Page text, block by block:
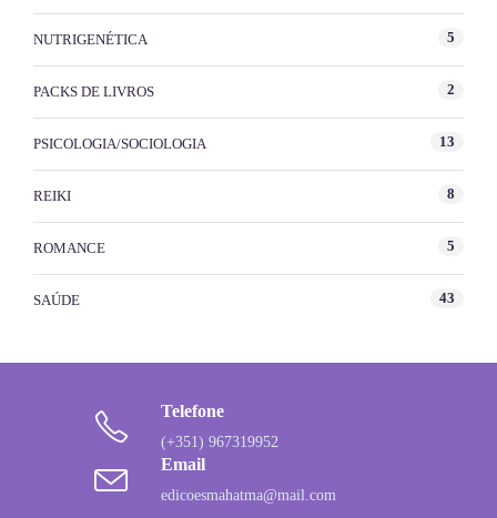
NUTRIGENÉTICA 5
PACKS DE LIVROS 2
PSICOLOGIA/SOCIOLOGIA 13
REIKI 8
ROMANCE 5
SAÚDE 43
Telefone
(+351) 967319952
Email
edicoesmahatma@mail.com